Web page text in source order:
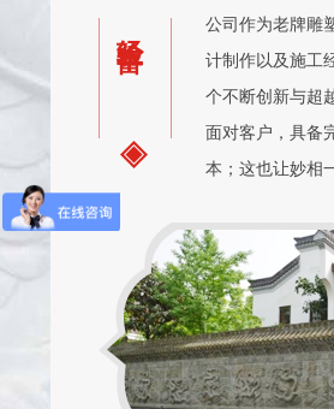
公司作为老牌雕
计制作以及施工
个不断创新与超
面对客户，具备
本；这也让妙相